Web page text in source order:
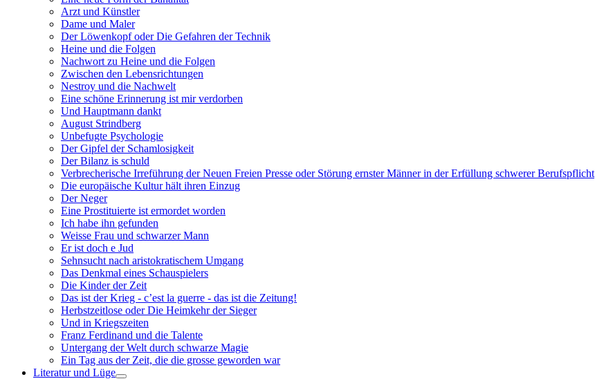
Arzt und Künstler
Dame und Maler
Der Löwenkopf oder Die Gefahren der Technik
Heine und die Folgen
Nachwort zu Heine und die Folgen
Zwischen den Lebensrichtungen
Nestroy und die Nachwelt
Eine schöne Erinnerung ist mir verdorben
Und Hauptmann dankt
August Strindberg
Unbefugte Psychologie
Der Gipfel der Schamlosigkeit
Der Bilanz is schuld
Verbrecherische Irreführung der Neuen Freien Presse oder Störung ernster Männer in der Erfüllung schwerer Berufspflicht
Die europäische Kultur hält ihren Einzug
Der Neger
Eine Prostituierte ist ermordet worden
Ich habe ihn gefunden
Weisse Frau und schwarzer Mann
Er ist doch e Jud
Sehnsucht nach aristokratischem Umgang
Das Denkmal eines Schauspielers
Die Kinder der Zeit
Das ist der Krieg - c’est la guerre - das ist die Zeitung!
Herbstzeitlose oder Die Heimkehr der Sieger
Und in Kriegszeiten
Franz Ferdinand und die Talente
Untergang der Welt durch schwarze Magie
Ein Tag aus der Zeit, die die grosse geworden war
Literatur und Lüge